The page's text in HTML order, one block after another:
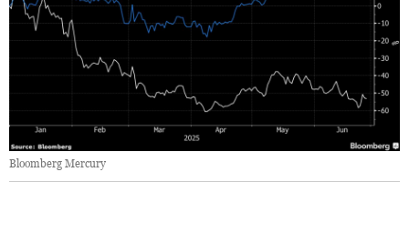
Bloomberg Mercury